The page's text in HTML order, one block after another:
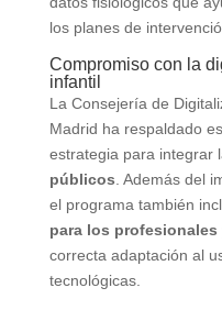
los planes de
Compromiso con la
infantil
La Consejería de
Madrid ha respaldado
estrategia para integrar
públicos . Además del
el programa también
para los profesionales
correcta adaptación al
tecnológicas.